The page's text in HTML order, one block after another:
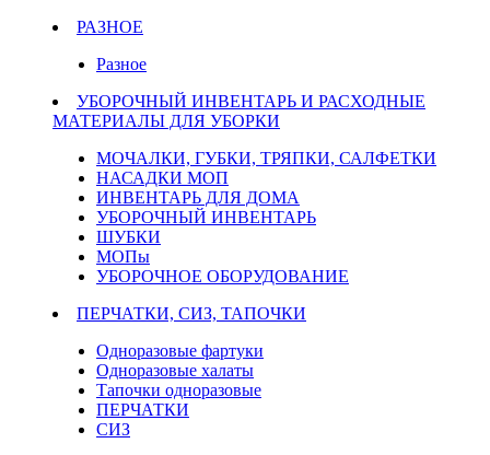
РАЗНОЕ
Разное
УБОРОЧНЫЙ ИНВЕНТАРЬ И РАСХОДНЫЕ
МАТЕРИАЛЫ ДЛЯ УБОРКИ
МОЧАЛКИ, ГУБКИ, ТРЯПКИ, САЛФЕТКИ
НАСАДКИ МОП
ИНВЕНТАРЬ ДЛЯ ДОМА
УБОРОЧНЫЙ ИНВЕНТАРЬ
ШУБКИ
МОПы
УБОРОЧНОЕ ОБОРУДОВАНИЕ
ПЕРЧАТКИ, СИЗ, ТАПОЧКИ
Одноразовые фартуки
Одноразовые халаты
Тапочки одноразовые
ПЕРЧАТКИ
СИЗ